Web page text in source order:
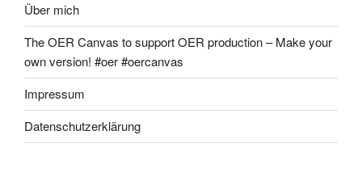
Über mich
The OER Canvas to support OER production – Make your
own version! #oer #oercanvas
Impressum
Datenschutzerklärung